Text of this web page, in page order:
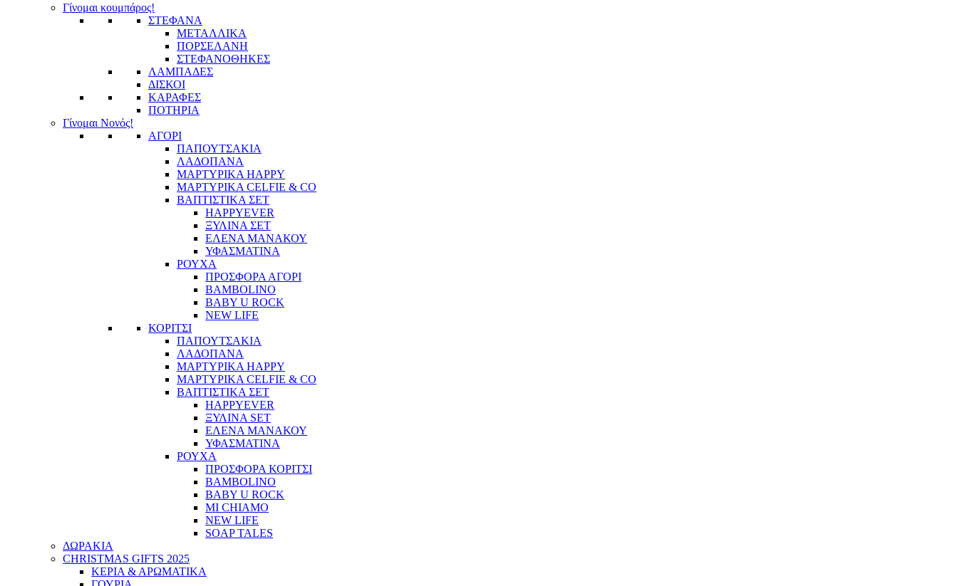
Γίνομαι κουμπάρος!
ΣΤΕΦΑΝΑ
ΜΕΤΑΛΛΙΚΑ
ΠΟΡΣΕΛΑΝΗ
ΣΤΕΦΑΝΟΘΗΚΕΣ
ΛΑΜΠΑΔΕΣ
ΔΙΣΚΟΙ
ΚΑΡΑΦΕΣ
ΠΟΤΗΡΙΑ
Γίνομαι Νονός!
ΑΓΟΡΙ
ΠΑΠΟΥΤΣΑΚΙΑ
ΛΑΔΟΠΑΝΑ
ΜΑΡΤΥΡΙΚΑ HAPPY
ΜΑΡΤΥΡΙΚΑ CELFIE & CO
ΒΑΠΤΙΣΤΙΚΑ ΣΕΤ
HAPPYEVER
ΞΥΛΙΝΑ ΣΕΤ
ΕΛΕΝΑ ΜΑΝΑΚΟΥ
ΥΦΑΣΜΑΤΙΝΑ
ΡΟΥΧΑ
ΠΡΟΣΦΟΡΑ ΑΓΟΡΙ
BAMBOLINO
BABY U ROCK
NEW LIFE
ΚΟΡΙΤΣΙ
ΠΑΠΟΥΤΣΑΚΙΑ
ΛΑΔΟΠΑΝΑ
ΜΑΡΤΥΡΙΚΑ HAPPY
ΜΑΡΤΥΡΙΚΑ CELFIE & CO
ΒΑΠΤΙΣΤΙΚΑ ΣΕΤ
HAPPYEVER
ΞΥΛΙΝΑ SET
ΕΛΕΝΑ ΜΑΝΑΚΟΥ
ΥΦΑΣΜΑΤΙΝΑ
ΡΟΥΧΑ
ΠΡΟΣΦΟΡΑ ΚΟΡΙΤΣΙ
BAMBOLINO
BABY U ROCK
MI CHIAMO
NEW LIFE
SOAP TALES
ΔΩΡΑΚΙΑ
CHRISTMAS GIFTS 2025
ΚΕΡΙΑ & ΑΡΩΜΑΤΙΚΑ